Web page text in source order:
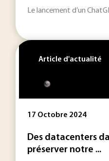
Le lancement d’un
Article d'actualité
17 Octobre 2024
Des datacenters
préserver notre ...